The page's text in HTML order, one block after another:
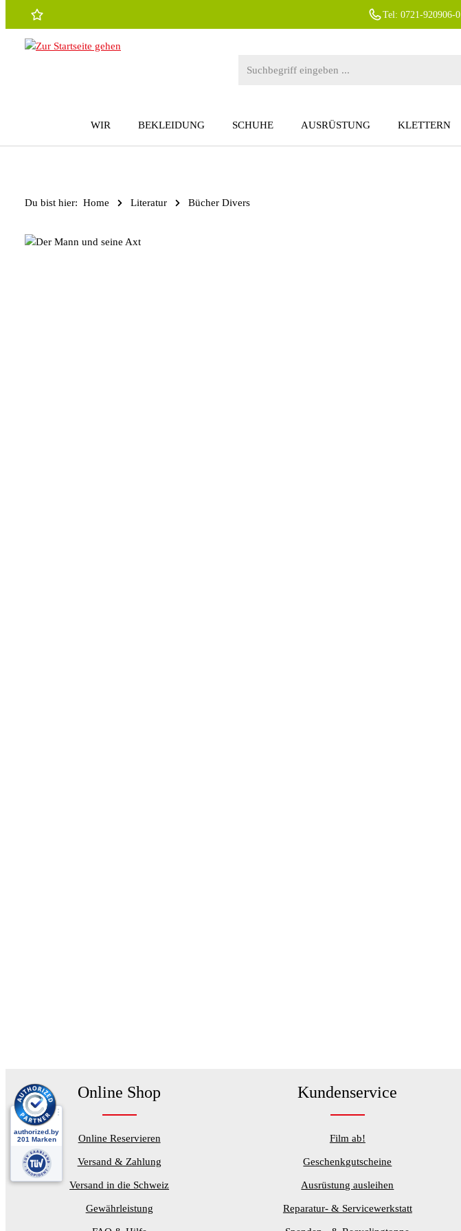
Hauptinhalt springen
Zur Suche springen
Zur Hauptnavigation springen Tel: 0721-920906-0
WIR BEKLEIDUNG SCHUHE AUSRÜSTUNG KLETTERN
Du bist hier: Home Literatur Bücher Divers
Bildergalerie überspringen
Online Shop
Online Reservieren
Versand & Zahlung
Versand in die Schweiz
Gewährleistung
Kundenservice
Film ab!
Geschenkgutscheine
Ausrüstung ausleihen
Reparatur- & Servicewerkstatt